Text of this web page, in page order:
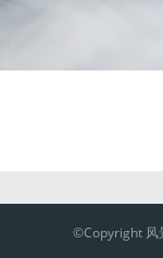
©Copyright